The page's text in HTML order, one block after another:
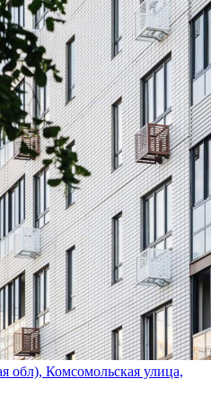
обл), Комсомольская улица,